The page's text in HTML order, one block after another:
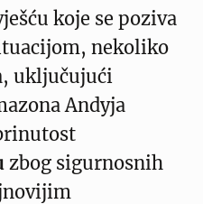
koje se poziva
nekoliko
uključujući
Andyja
zbog sigurnosnih